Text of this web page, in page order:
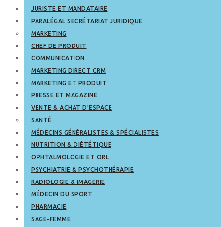
JURISTE ET MANDATAIRE
PARALÉGAL SECRÉTARIAT JURIDIQUE
MARKETING
CHEF DE PRODUIT
COMMUNICATION
MARKETING DIRECT CRM
MARKETING ET PRODUIT
PRESSE ET MAGAZINE
VENTE & ACHAT D’ESPACE
SANTÉ
MÉDECINS GÉNÉRALISTES & SPÉCIALISTES
NUTRITION & DIÉTÉTIQUE
OPHTALMOLOGIE ET ORL
PSYCHIATRIE & PSYCHOTHÉRAPIE
RADIOLOGIE & IMAGERIE
MÉDECIN DU SPORT
PHARMACIE
SAGE-FEMME